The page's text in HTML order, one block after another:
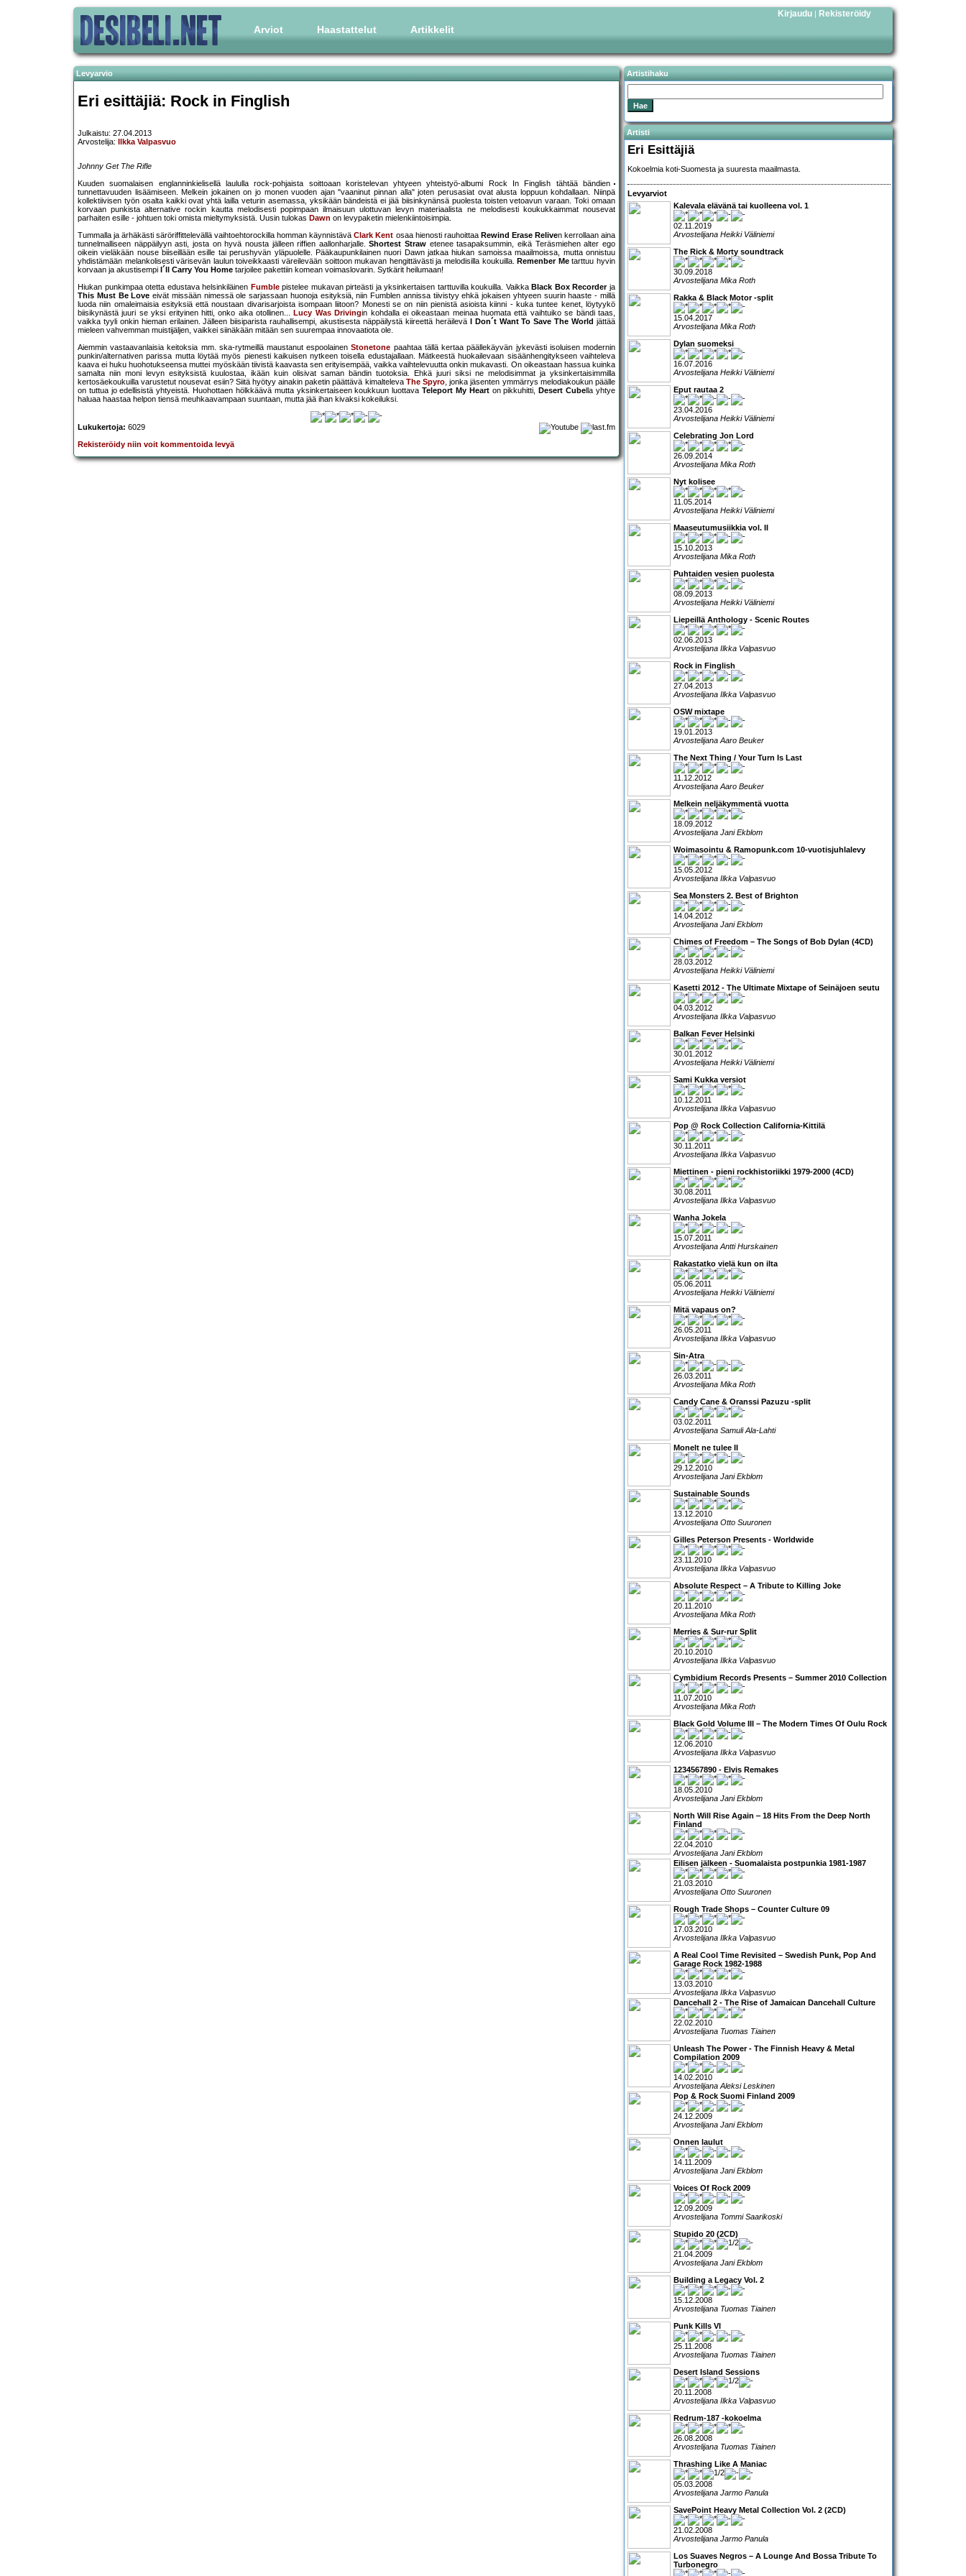
Arviot Haastattelut Artikkelit
Kirjaudu | Rekisteröidy
Levyarvio
Eri esittäjiä: Rock in Finglish
Julkaistu: 27.04.2013
Arvostelija:
Ilkka Valpasvuo
Johnny Get The Rifle
Kuuden suomalaisen englanninkielisellä laululla rock-pohjaista soittoaan koristelevan yhtyeen yhteistyö-albumi Rock In Finglish tähtää bändien
tunnettavuuden lisäämiseen. Melkein jokainen on jo monen vuoden ajan "vaaninut pinnan alla" joten perusasiat ovat alusta loppuun kohdallaan. Niinpä
kollektiivisen työn osalta kaikki ovat yhtä lailla veturin asemassa, yksikään bändeistä ei jää biisinkynänsä puolesta toisten vetoavun varaan. Toki omaan
korvaan punkista alternative rockin kautta melodisesti popimpaan ilmaisuun ulottuvan levyn materiaalista ne melodisesti koukukkaimmat nousevat
parhaiten esille - johtuen toki omista mieltymyksistä. Uusin tulokas Dawn on levypaketin mielenkiintoisimpia.
Tummalla ja ärhäkästi säröriffittelevällä vaihtoehtorockilla homman käynnistäväClark Kent osaa hienosti rauhoittaa Rewind Erase Reliven kerrollaan aina
tunnelmalliseen näppäilyyn asti, josta on hyvä nousta jälleen riffien aallonharjalle.Shortest Straw etenee tasapaksummin, eikä Teräsmiehen alter ego
oikein vieläkään nouse biiseillään esille tai perushyvän yläpuolelle. Pääkaupunkilainen nuori Dawn jatkaa hiukan samoissa maailmoissa, mutta onnistuu
yhdistämään melankolisesti värisevän laulun toiveikkaasti väreilevään soittoon mukavan hengittävästi ja melodisilla koukuilla. Remenber Metarttuu hyvin
korvaan ja akustisempi I´ll Carry You Home tarjoilee pakettiin komean voimaslovarin. Sytkärit heilumaan!
Hiukan punkimpaa otetta edustava helsinkiläinen Fumblepistelee mukavan pirteästi ja yksinkertaisen tarttuvilla koukuilla. Vaikka Black Box Recorderja
This Must Be Love eivät missään nimessä ole sarjassaan huonoja esityksiä, niin Fumblen annissa tiivistyy ehkä jokaisen yhtyeen suurin haaste - millä
luoda niin omaleimaisia esityksiä että noustaan divarisarjoista isompaan liitoon? Monesti se on niin pienistä asioista kiinni - kuka tuntee kenet, löytyykö
biisikynästä juuri se yksi erityinen hitti, onko aika otollinen... Lucy Was Drivingin kohdalla ei oikeastaan meinaa huomata että vaihtuiko se bändi taas,
vaikka tyyli onkin hieman erilainen. Jälleen biisiparista rauhallisempi, akustisesta näppäilystä kiireettä heräilevä
I Don´t Want To Save The World jättää
mieleen vahvemman muistijäljen, vaikkei siinäkään mitään sen suurempaa innovaatiota ole.
Aiemmin vastaavanlaisia keitoksia mm. ska-rytmeillä maustanut espoolainenStonetone paahtaa tällä kertaa päällekäyvän jykevästi isoluisen modernin
punkin/alternativen parissa mutta löytää myös pienesti kaikuisen nytkeen toisella edustajallaan. Mätkeestä huokailevaan sisäänhengitykseen vaihteleva
kaava ei huku huohotukseensa muttei myöskään tiivistä kaavasta sen erityisempää, vaikka vaihtelevuutta onkin mukavasti. On oikeastaan hassua kuinka
samalta niin moni levyn esityksistä kuulostaa, ikään kuin olisivat saman bändin tuotoksia. Ehkä juuri siksi ne melodisimmat ja yksinkertaisimmilla
kertosäekoukuilla varustetut nousevat esiin? Siitä hyötyy ainakin paketin päättävä kimalteleva The Spyro, jonka jäsenten ymmärrys melodiakoukun päälle
on tuttua jo edellisistä yhtyeistä. Huohottaen hölkkäävä mutta yksinkertaiseen koukkuun luottavaTeleport My Hearton pikkuhitti, Desert Cube lla yhtye
haluaa haastaa helpon tiensä meuhkaavampaan suuntaan, mutta jää ihan kivaksi kokeiluksi.
Lukukertoja: 6029
Rekisteröidy niin voit kommentoida levyä
Artistihaku
Artisti
Eri Esittäjiä
Kokoelmia koti-Suomesta ja suuresta maailmasta.
Levyarviot
Kalevala elävänä tai kuolleena vol. 1
02.11.2019
Arvostelijana Heikki Väliniemi
The Rick & Morty soundtrack
30.09.2018
Arvostelijana Mika Roth
Rakka & Black Motor -split
15.04.2017
Arvostelijana Mika Roth
Dylan suomeksi
16.07.2016
Arvostelijana Heikki Väliniemi
Eput rautaa 2
23.04.2016
Arvostelijana Heikki Väliniemi
Celebrating Jon Lord
26.09.2014
Arvostelijana Mika Roth
Nyt kolisee
11.05.2014
Arvostelijana Heikki Väliniemi
Maaseutumusiikkia vol. II
15.10.2013
Arvostelijana Mika Roth
Puhtaiden vesien puolesta
08.09.2013
Arvostelijana Heikki Väliniemi
Liepeillä Anthology - Scenic Routes
02.06.2013
Arvostelijana Ilkka Valpasvuo
Rock in Finglish
27.04.2013
Arvostelijana Ilkka Valpasvuo
OSW mixtape
19.01.2013
Arvostelijana Aaro Beuker
The Next Thing / Your Turn Is Last
11.12.2012
Arvostelijana Aaro Beuker
Melkein neljäkymmentä vuotta
18.09.2012
Arvostelijana Jani Ekblom
Woimasointu & Ramopunk.com 10-vuotisjuhlalevy
15.05.2012
Arvostelijana Ilkka Valpasvuo
Sea Monsters 2. Best of Brighton
14.04.2012
Arvostelijana Jani Ekblom
Chimes of Freedom – The Songs of Bob Dylan (4CD)
28.03.2012
Arvostelijana Heikki Väliniemi
Kasetti 2012 - The Ultimate Mixtape of Seinäjoen seutu
04.03.2012
Arvostelijana Ilkka Valpasvuo
Balkan Fever Helsinki
30.01.2012
Arvostelijana Heikki Väliniemi
Sami Kukka versiot
10.12.2011
Arvostelijana Ilkka Valpasvuo
Pop @ Rock Collection California-Kittilä
30.11.2011
Arvostelijana Ilkka Valpasvuo
Miettinen - pieni rockhistoriikki 1979-2000 (4CD)
30.08.2011
Arvostelijana Ilkka Valpasvuo
Wanha Jokela
15.07.2011
Arvostelijana Antti Hurskainen
Rakastatko vielä kun on ilta
05.06.2011
Arvostelijana Heikki Väliniemi
Mitä vapaus on?
26.05.2011
Arvostelijana Ilkka Valpasvuo
Sin-Atra
26.03.2011
Arvostelijana Mika Roth
Candy Cane & Oranssi Pazuzu -split
03.02.2011
Arvostelijana Samuli Ala-Lahti
Monelt ne tulee II
29.12.2010
Arvostelijana Jani Ekblom
Sustainable Sounds
13.12.2010
Arvostelijana Otto Suuronen
Gilles Peterson Presents - Worldwide
23.11.2010
Arvostelijana Ilkka Valpasvuo
Absolute Respect – A Tribute to Killing Joke
20.11.2010
Arvostelijana Mika Roth
Merries & Sur-rur Split
20.10.2010
Arvostelijana Ilkka Valpasvuo
Cymbidium Records Presents – Summer 2010 Collection
11.07.2010
Arvostelijana Mika Roth
Black Gold Volume III – The Modern Times Of Oulu Rock
12.06.2010
Arvostelijana Ilkka Valpasvuo
1234567890 - Elvis Remakes
18.05.2010
Arvostelijana Jani Ekblom
North Will Rise Again ‒ 18 Hits From the Deep North
Finland
22.04.2010
Arvostelijana Jani Ekblom
Eilisen jälkeen - Suomalaista postpunkia 1981-1987
21.03.2010
Arvostelijana Otto Suuronen
Rough Trade Shops – Counter Culture 09
17.03.2010
Arvostelijana Ilkka Valpasvuo
A Real Cool Time Revisited – Swedish Punk, Pop And
Garage Rock 1982-1988
13.03.2010
Arvostelijana Ilkka Valpasvuo
Dancehall 2 - The Rise of Jamaican Dancehall Culture
22.02.2010
Arvostelijana Tuomas Tiainen
Unleash The Power - The Finnish Heavy & Metal
Compilation 2009
14.02.2010
Arvostelijana Aleksi Leskinen
Pop & Rock Suomi Finland 2009
24.12.2009
Arvostelijana Jani Ekblom
Onnen laulut
14.11.2009
Arvostelijana Jani Ekblom
Voices Of Rock 2009
12.09.2009
Arvostelijana Tommi Saarikoski
Stupido 20 (2CD)
21.04.2009
Arvostelijana Jani Ekblom
Building a Legacy Vol. 2
15.12.2008
Arvostelijana Tuomas Tiainen
Punk Kills VI
25.11.2008
Arvostelijana Tuomas Tiainen
Desert Island Sessions
20.11.2008
Arvostelijana Ilkka Valpasvuo
Redrum-187 -kokoelma
26.08.2008
Arvostelijana Tuomas Tiainen
Thrashing Like A Maniac
05.03.2008
Arvostelijana Jarmo Panula
SavePoint Heavy Metal Collection Vol. 2 (2CD)
21.02.2008
Arvostelijana Jarmo Panula
Los Suaves Negros – A Lounge And Bossa Tribute To
Turbonegro